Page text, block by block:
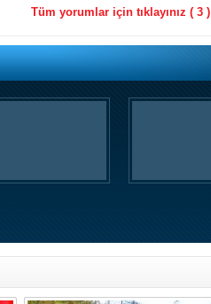
Tüm yorumlar için tıklayınız ( 3 )